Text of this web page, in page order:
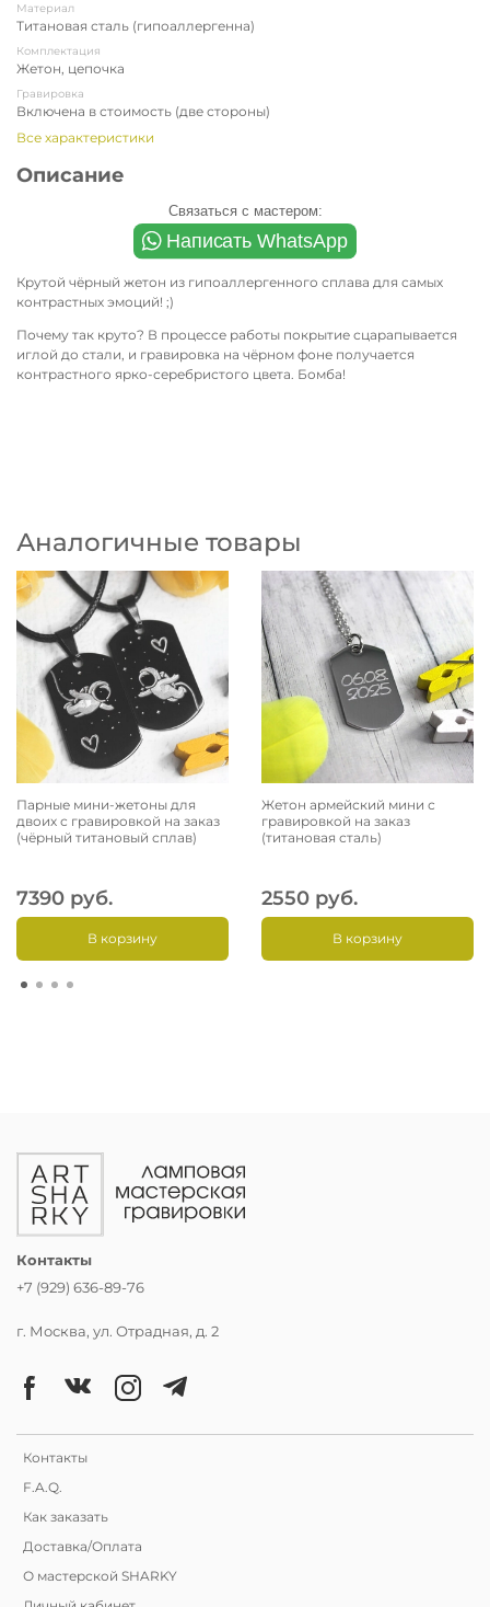
Материал
Титановая сталь (гипоаллергенна)
Комплектация
Жетон, цепочка
Гравировка
Включена в стоимость (две стороны)
Все характеристики
Описание
Связаться с мастером:
Крутой чёрный жетон из гипоаллергенного сплава для самых
контрастных эмоций! ;)
Почему так круто? В процессе работы покрытие сцарапывается
иглой до стали, и гравировка на чёрном фоне получается
контрастного ярко-серебристого цвета. Бомба!
Аналогичные товары
Парные мини-жетоны для
двоих с гравировкой на заказ
(чёрный титановый сплав)
7390 руб.
В корзину
Жетон армейский мини с
гравировкой на заказ
(титановая сталь)
2550 руб.
В корзину
Контакты
F.A.Q.
Как заказать
Доставка/Оплата
О мастерской SHARKY
Контакты
+7 (929) 636-89-76
г. Москва, ул. Отрадная, д. 2